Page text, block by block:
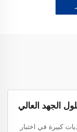
الجهد العالي
كبيرة في اختبار